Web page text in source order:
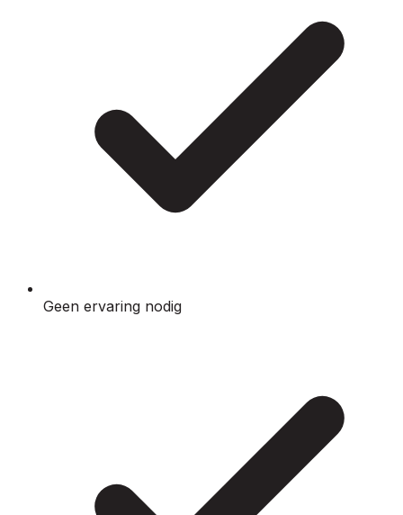
Geen ervaring nodig